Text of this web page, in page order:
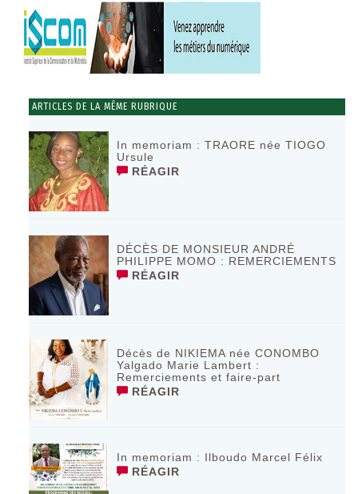
ARTICLES DE LA MÊME RUBRIQUE
In memoriam : TRAORE née TIOGO
Ursule
RÉAGIR
DÉCÈS DE MONSIEUR ANDRÉ
PHILIPPE MOMO : REMERCIEMENTS
RÉAGIR
Décès de NIKIEMA née CONOMBO
Yalgado Marie Lambert :
Remerciements et faire-part
RÉAGIR
In memoriam : Ilboudo Marcel Félix
RÉAGIR